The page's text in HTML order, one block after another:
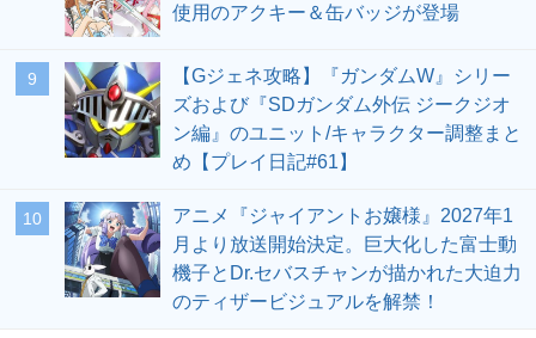
使用のアクキー＆缶バッジが登場
9
【Gジェネ攻略】『ガンダムW』シリー
ズおよび『SDガンダム外伝 ジークジオ
ン編』のユニット/キャラクター調整まと
め【プレイ日記#61】
10
アニメ『ジャイアントお嬢様』2027年1
月より放送開始決定。巨大化した富士動
機子とDr.セバスチャンが描かれた大迫力
のティザービジュアルを解禁！